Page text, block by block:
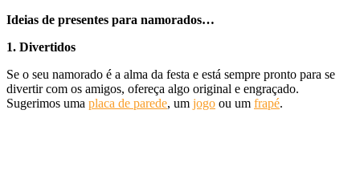
Ideias de presentes para namorados…
1. Divertidos
Se o seu namorado é a alma da festa e está sempre pronto para se
divertir com os amigos, ofereça algo original e engraçado.
Sugerimos uma placa de parede, um jogo ou um frapé.